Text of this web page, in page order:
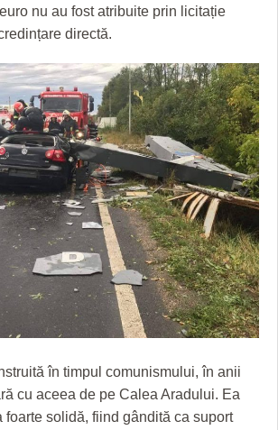
TIMIŞOARA
ŞI GRĂDINIŢE DIN TIMIŞ
DIN TIMIŞ
nu au fost atribuite prin licitație
directă.
în timpul comunismului, în anii
cu aceea de pe Calea Aradului. Ea
foarte solidă, fiind gândită ca suport